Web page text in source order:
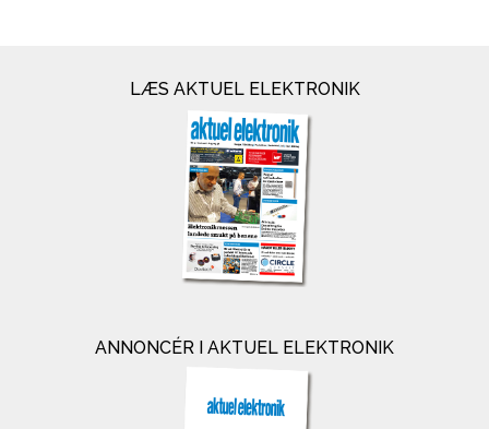
LÆS AKTUEL ELEKTRONIK
ANNONCÉR I AKTUEL ELEKTRONIK